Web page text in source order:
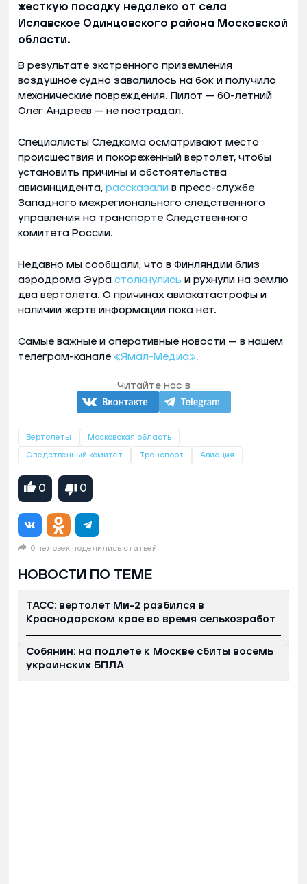
жесткую посадку недалеко от села
Иславское Одинцовского района Московской
области.
В результате экстренного приземления
воздушное судно завалилось на бок и получило
механические повреждения. Пилот — 60-летний
Олег Андреев — не пострадал.
Специалисты Следкома осматривают место
происшествия и покореженный вертолет, чтобы
установить причины и обстоятельства
авиаинцидента, рассказали в пресс-службе
Западного межрегионального следственного
управления на транспорте Следственного
комитета России.
Недавно мы сообщали, что в Финляндии близ
аэродрома Эура столкнулись и рухнули на землю
два вертолета. О причинах авиакатастрофы и
наличии жертв информации пока нет.
Самые важные и оперативные новости — в нашем
телеграм-канале «Ямал-Медиа».
Читайте нас в
Вертолеты Московская область
Следственный комитет Транспорт Авиация
0 0
0 человек поделились статьей
НОВОСТИ ПО ТЕМЕ
ТАСС: вертолет Ми-2 разбился в
Краснодарском крае во время сельхозработ
Собянин: на подлете к Москве сбиты восемь
украинских БПЛА